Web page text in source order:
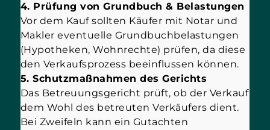
4. Prüfung von Grundbuch & Belastungen
Vor dem Kauf sollten Käufer mit Notar und
Makler eventuelle Grundbuchbelastungen
(Hypotheken, Wohnrechte) prüfen, da diese
den Verkaufsprozess beeinflussen können.
5. Schutzmaßnahmen des Gerichts
Das Betreuungsgericht prüft, ob der Verkauf
dem Wohl des betreuten Verkäufers dient.
Bei Zweifeln kann ein Gutachten